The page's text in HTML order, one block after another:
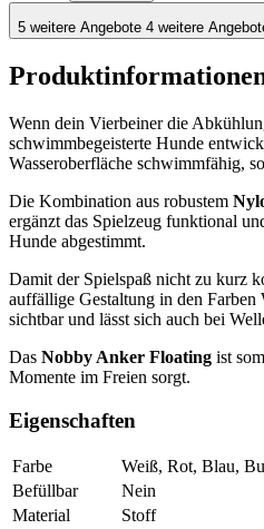
5 weitere Angebote 4 weitere
Wenn dein Vierbeiner die
schwimmbegeisterte Hunde
Wasseroberfläche schwimmfähig,
Die Kombination aus robustem
ergänzt das Spielzeug funktional
Hunde abgestimmt.
Damit der Spielspaß nicht zu kurz
auffällige Gestaltung in den
sichtbar und lässt sich auch bei
Das Nobby Anker Floating ist
Momente im Freien sorgt.
Eigenschaften
Farbe
Weiß, Rot, Blau,
Befüllbar
Nein
Material
Stoff